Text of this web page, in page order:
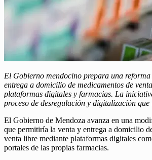
El Gobierno mendocino prepara una
entrega a domicilio de medicamentos de
plataformas digitales y farmacias. La
proceso de desregulación y digitalización
El Gobierno de Mendoza avanza en una
que permitiría la venta y entrega a domicilio
venta libre mediante plataformas digitales
portales de las propias farmacias.